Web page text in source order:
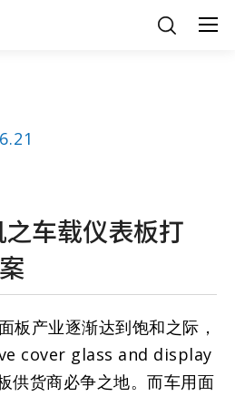
车载仪表板打
板产业逐渐达到饱和之际，
cover glass and display
供货商必争之地。而车用面